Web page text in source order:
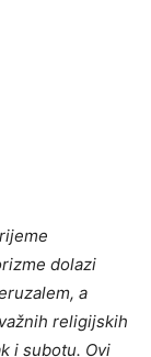
dolazi
a
religijskih
i subotu. Ovi